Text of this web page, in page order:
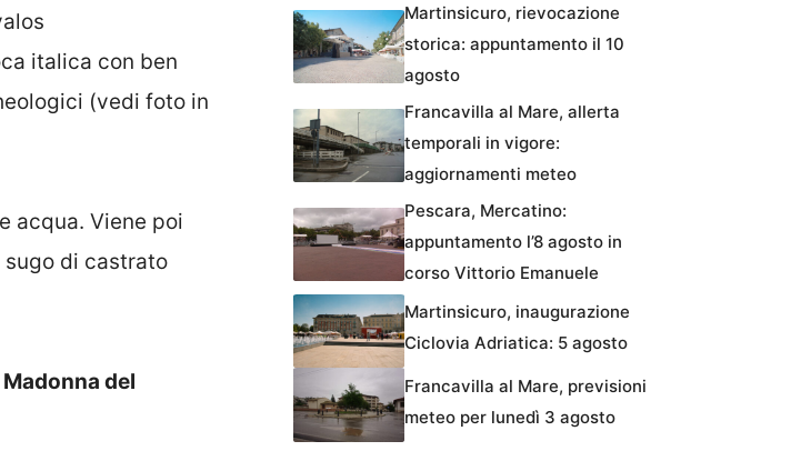
italica con ben
(vedi foto in
acqua. Viene poi
di castrato
del
Martinsicuro, rievocazione
storica: appuntamento il 10
agosto
Francavilla al Mare, allerta
temporali in vigore:
aggiornamenti meteo
Pescara, Mercatino:
appuntamento l’8 agosto in
corso Vittorio Emanuele
Martinsicuro, inaugurazione
Ciclovia Adriatica: 5 agosto
Francavilla al Mare, previsioni
meteo per lunedì 3 agosto